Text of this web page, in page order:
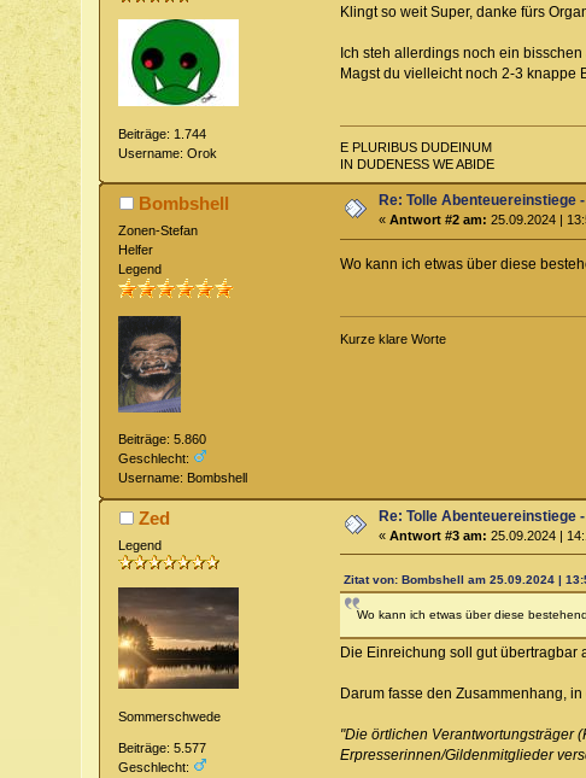
Beiträge: 1.744
Username: Orok
Klingt so weit Super, danke fürs
Ich steh allerdings noch ein
Magst du vielleicht noch 2-3 knappe
E PLURIBUS DUDEINUM
IN DUDENESS WE ABIDE
Bombshell
Zonen-Stefan
Helfer
Legend
Beiträge: 5.860
Geschlecht:
Username: Bombshell
Re: Tolle Abenteuereinstiege -
«Antwort #2 am: 25.09.2024 |
Wo kann ich etwas über diese
Kurze klare Worte
Zed
Legend
Sommerschwede
Beiträge: 5.577
Geschlecht:
Re: Tolle Abenteuereinstiege -
«Antwort #3 am: 25.09.2024 |
Zitat von: Bombshell am 25.09.2024 |
Wo kann ich etwas über diese
Die Einreichung soll gut
Darum fasse den Zusammenhang,
"Die örtlichen Verantwortungsträger
Erpresserinnen/Gildenmitglieder